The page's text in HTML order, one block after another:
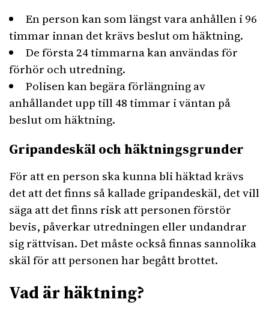
En person kan som längst vara anhållen i 96
timmar innan det krävs beslut om häktning.
De första 24 timmarna kan användas för
förhör och utredning.
Polisen kan begära förlängning av
anhållandet upp till 48 timmar i väntan på
beslut om häktning.
Gripandeskäl och häktningsgrunder
För att en person ska kunna bli häktad krävs
det att det finns så kallade gripandeskäl, det vill
säga att det finns risk att personen förstör
bevis, påverkar utredningen eller undandrar
sig rättvisan. Det måste också finnas sannolika
skäl för att personen har begått brottet.
Vad är häktning?